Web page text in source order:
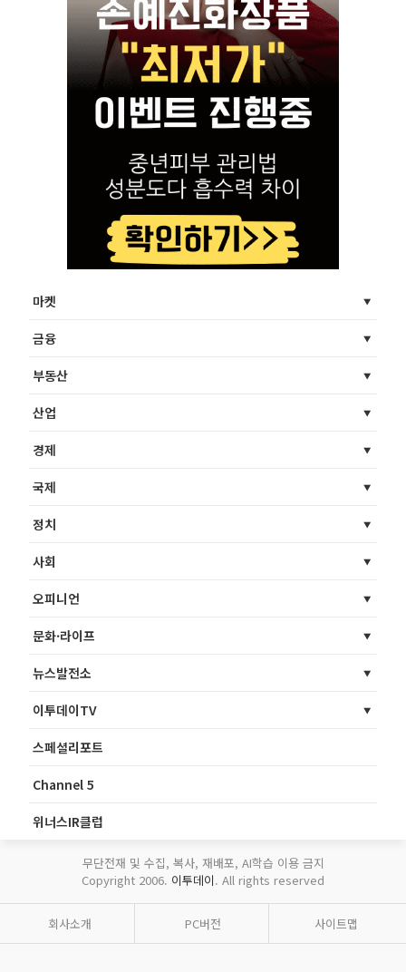
마켓
금융
부동산
산업
경제
국제
정치
사회
오피니언
문화·라이프
뉴스발전소
이투데이TV
스페셜리포트
Channel 5
위너스IR클럽
무단전재 및 수집, 복사, 재배포, AI학습 이용 금지
Copyright 2006. 이투데이. All rights reserved
회사소개 PC버전 사이트맵